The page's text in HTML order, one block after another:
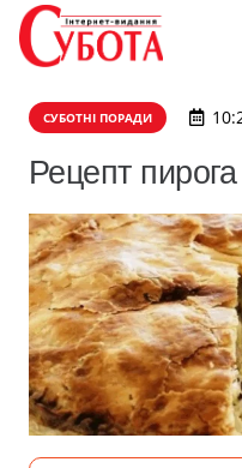
СУБОТНІ ПОРАДИ
Рецепт